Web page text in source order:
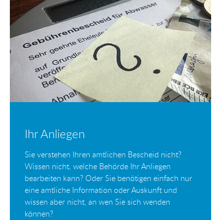
Ihr Anliegen
Sie verstehen Ihren amtlichen Bescheid nicht?
Wissen nicht, welche Behörde Ihr Anliegen
bearbeiten kann? Oder Sie benötigen einfach nur
eine amtliche Information oder Auskunft und
wissen aber nicht, an wen Sie sich wenden
können?